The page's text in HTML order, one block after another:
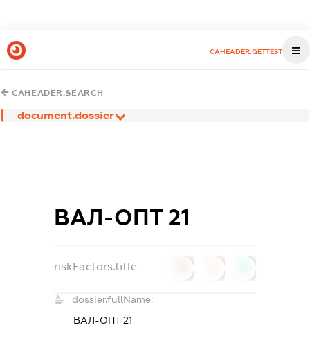
CAHEADER.GETTEST
CAHEADER.SEARCH
document.dossier
ВАЛ-ОПТ 21
riskFactors.title
dossier.fullName:
ВАЛ-ОПТ 21